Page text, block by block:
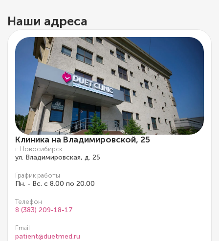
Наши адреса
Клиника на Владимировской, 25
г. Новосибирск
ул. Владимировская, д. 25
График работы
Пн. - Вс. с 8.00 по 20.00
Телефон
8 (383) 209-18-17
Email
patient@duetmed.ru